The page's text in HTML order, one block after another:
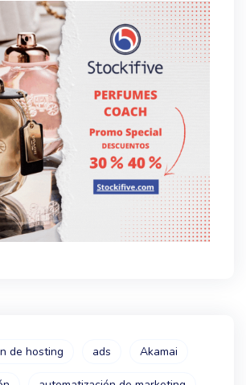
de hosting ads Akamai